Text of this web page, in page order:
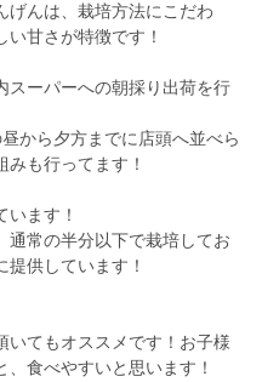
げんは、栽培方法にこだわ
甘さが特徴です！
スーパーへの朝採り出荷を行
から夕方までに店頭へ並べら
も行ってます！
います！
通常の半分以下で栽培してお
提供しています！
いてもオススメです！お子様
食べやすいと思います！